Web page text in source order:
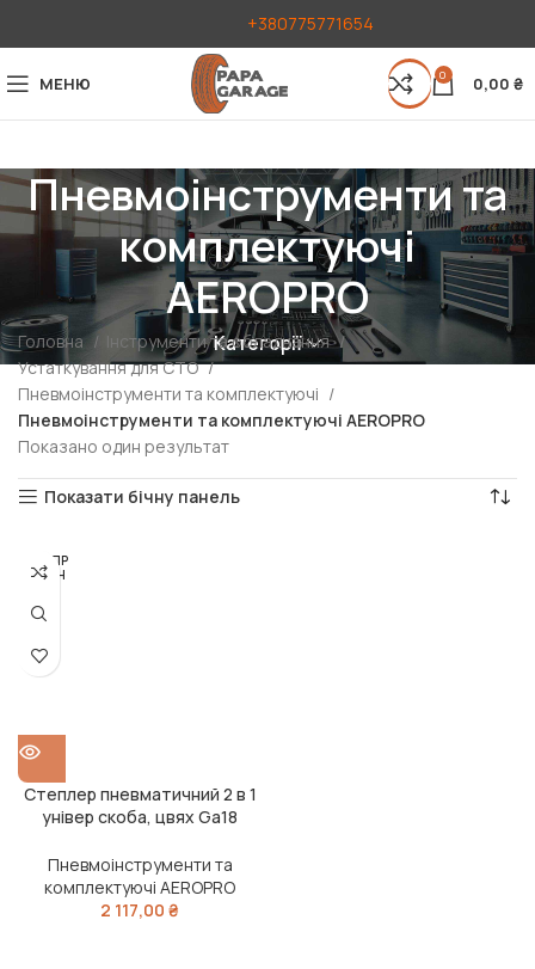
+380775771654
МЕНЮ 0 0,00 ₴
Пневмоінструменти та
комплектуючі
AEROPRO
Категорії
Головна
Інструменти та обладнання
Устаткування для СТО
Пневмоінструменти та комплектуючі
Пневмоінструменти та комплектуючі AEROPRO
Показано один результат
Показати бічну панель
РОЗПР
ОДАН
Степлер пневматичний 2 в 1
універ скоба, цвях Ga18
Пневмоінструменти та
комплектуючі AEROPRO
2 117,00 ₴